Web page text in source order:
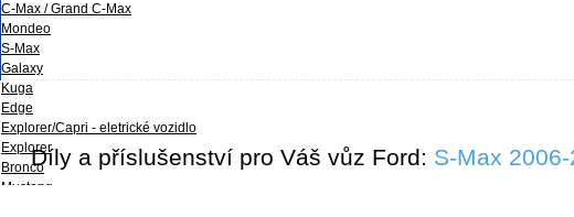
C-Max / Grand C-Max
Mondeo
S-Max
Galaxy
Kuga
Edge
Explorer/Capri - eletrické vozidlo
Explorer
Bronco
Mustang
Díly a příslušenství pro Váš vůz Ford: S-Max